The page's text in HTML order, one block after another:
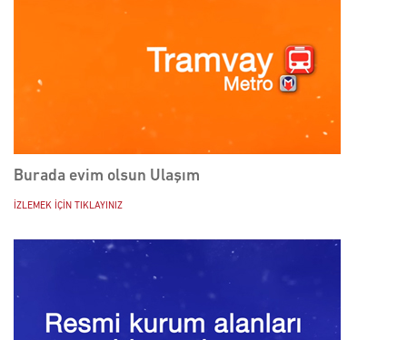
Burada evim olsun Ulaşım
İZLEMEK İÇİN TIKLAYINIZ